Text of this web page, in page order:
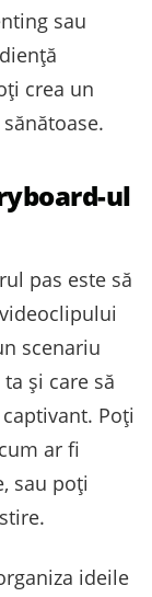
sau
crea un
ul
pas este să
scenariu
și care să
Poți
ar fi
sau poți
ideile